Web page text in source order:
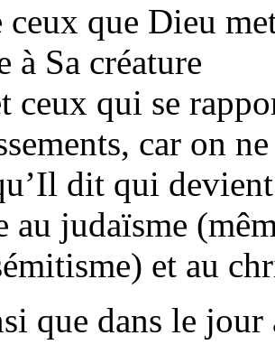
ceux que Dieu
à Sa créature
ceux qui se
car on
dit qui
au judaïsme
et au
que dans le jour